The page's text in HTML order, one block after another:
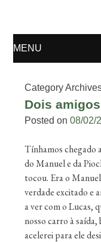
MENU
Category
Dois
Posted on08/02/
Tínhamos chegado
do Manuel e da
tocou. Era o
verdade excitado e
a ver com o Lucas,
nosso carro à
acelerei para ele